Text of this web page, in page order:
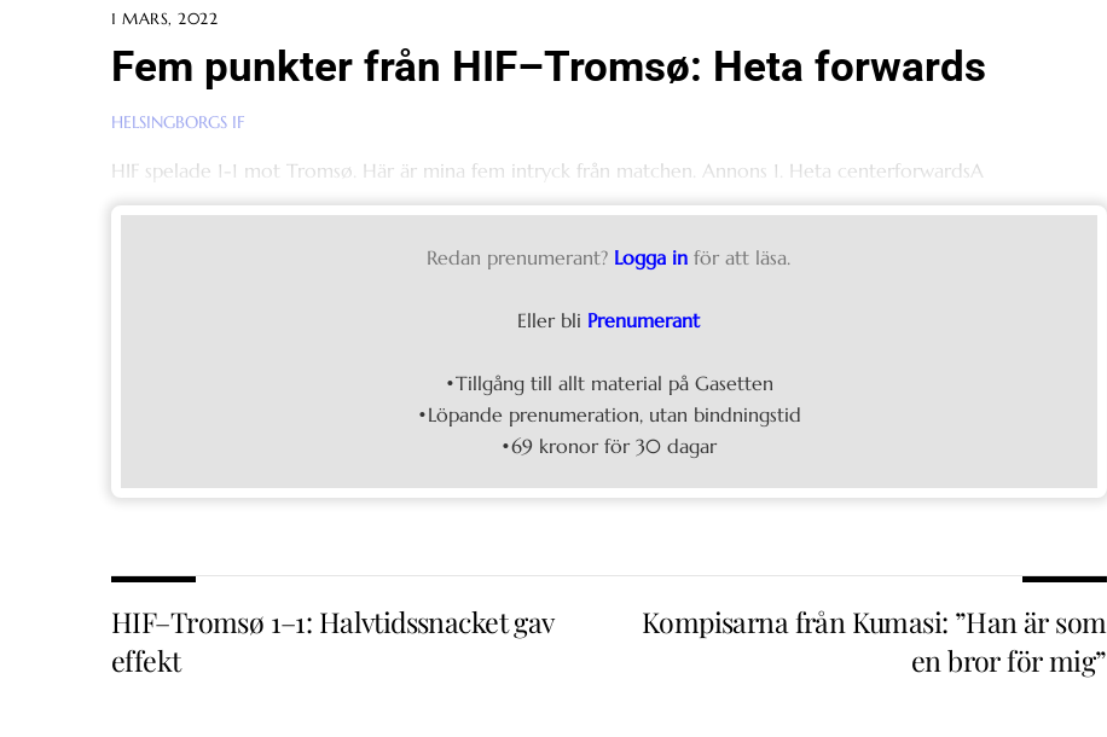
1 MARS, 2022
Fem punkter från HIF–Tromsø: Heta forwards
HELSINGBORGS IF
HIF spelade 1-1 mot Tromsø. Här är mina fem intryck från matchen. Annons 1. Heta centerforwardsA
Redan prenumerant? Logga in för att läsa.
Eller bli Prenumerant
•Tillgång till allt material på Gasetten
•Löpande prenumeration, utan bindningstid
•69 kronor för 30 dagar
HIF–Tromsø 1–1: Halvtidssnacket gav
effekt
Kompisarna från Kumasi: ”Han är som
en bror för mig”